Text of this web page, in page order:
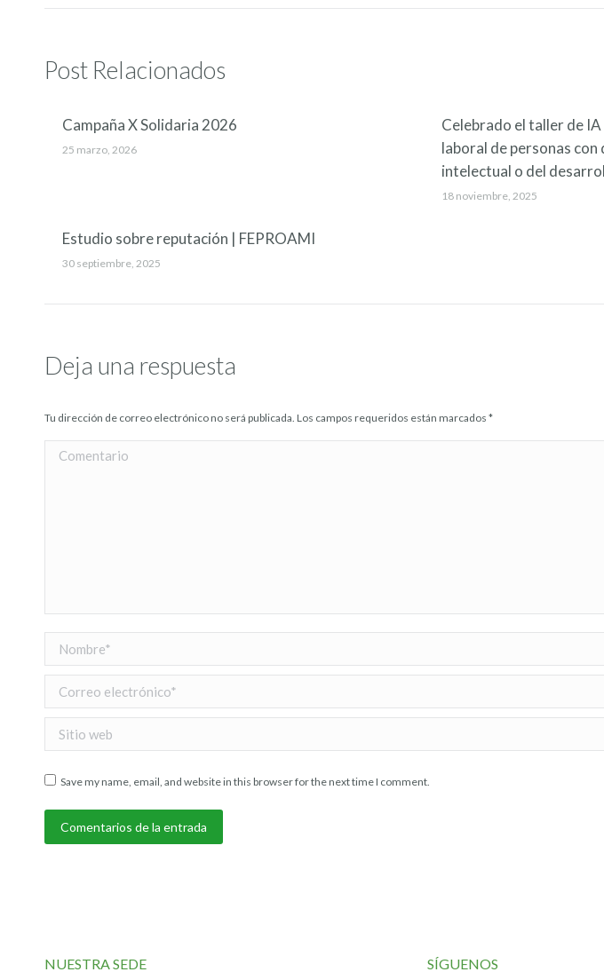
Post Relacionados
Campaña X Solidaria 2026
25 marzo, 2026
Celebrado el taller de
laboral de personas con
intelectual o del
18 noviembre, 2025
Estudio sobre reputación | FEPROAMI
30 septiembre, 2025
Deja una respuesta
Tu dirección de correo electrónico no será publicada. Los campos requeridos están marcados *
Comentario
Nombre *
Correo electrónico *
Sitio web
Save my name, email, and website in this browser for the next time I comment.
Comentarios de la entrada
NUESTRA SEDE SÍGUENOS